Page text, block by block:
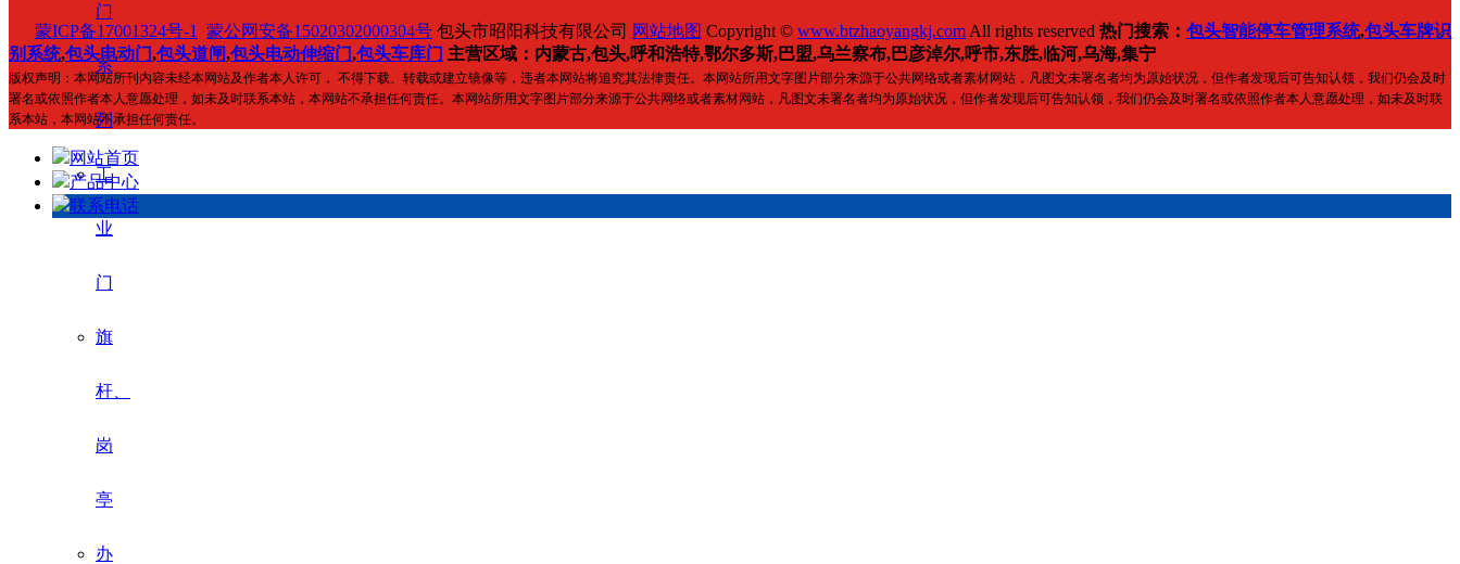
门
系
列
工
业
门
旗
杆、
岗
亭
办
蒙ICP备17001324号-1 蒙公网安备15020302000304号 包头市昭阳科技有限公司 网站地图 Copyright © www.btzhaoyangkj.com All rights reserved 热门搜索： 包头智能停车管理系统,包头车牌识
别系统,包头电动门,包头道闸,包头电动伸缩门,包头车库门 主营区域：内蒙古,包头,呼和浩特,鄂尔多斯,巴盟,乌兰察布,巴彦淖尔,呼市,东胜,临河,乌海,集宁
版权声明：本网站所刊内容未经本网站及作者本人许可， 不得下载、转载或建立镜像等，违者本网站将追究其法律责任。本网站所用文字图片部分来源于公共网络或者素材网站，凡图文未署名者均为原始状况，但作者发现后可告知认领，我们仍会及时
署名或依照作者本人意愿处理，如未及时联系本站，本网站不承担任何责任。本网站所用文字图片部分来源于公共网络或者素材网站，凡图文未署名者均为原始状况，但作者发现后可告知认领，我们仍会及时署名或依照作者本人意愿处理，如未及时联
系本站，本网站不承担任何责任。
网站首页
产品中心
联系电话